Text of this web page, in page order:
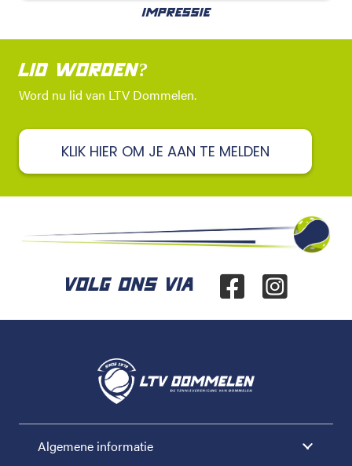
IMPRESSIE
LID WORDEN?
Word nu lid van LTV Dommelen.
KLIK HIER OM JE AAN TE MELDEN
VOLG ONS VIA
Algemene informatie